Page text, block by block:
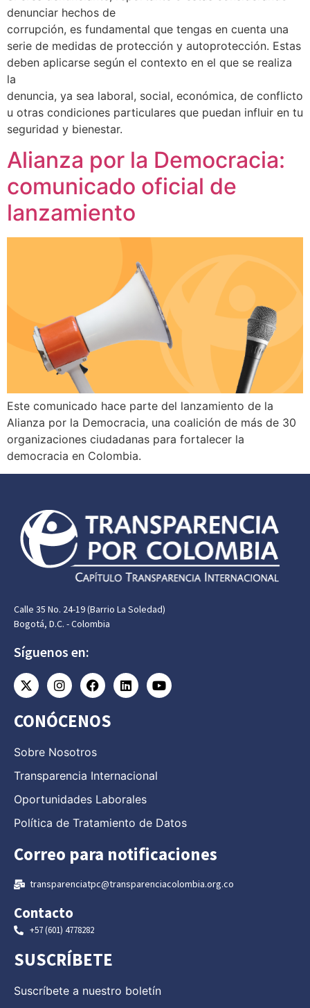
denunciar hechos de
corrupción, es fundamental que tengas en cuenta una
serie de medidas de protección y autoprotección. Estas
deben aplicarse según el contexto en el que se realiza
la
denuncia, ya sea laboral, social, económica, de conflicto
u otras condiciones particulares que puedan influir en tu
seguridad y bienestar.
Alianza por la Democracia:
comunicado oficial de
lanzamiento
Este comunicado hace parte del lanzamiento de la
Alianza por la Democracia, una coalición de más de 30
organizaciones ciudadanas para fortalecer la
democracia en Colombia.
Calle 35 No. 24-19 (Barrio La Soledad)
Bogotá, D.C. - Colombia
Síguenos en:
CONÓCENOS
Sobre Nosotros
Transparencia Internacional
Oportunidades Laborales
Política de Tratamiento de Datos
Correo para notificaciones
transparenciatpc@transparenciacolombia.org.co
Contacto
+57 (601) 4778282
SUSCRÍBETE
Suscríbete a nuestro boletín